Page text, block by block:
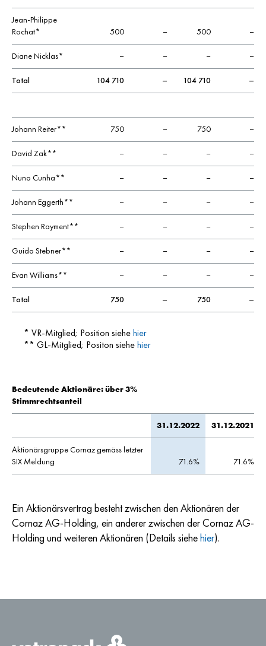
Jean-Philippe
Rochat*
500 – 500 –
Diane Nicklas* – – – –
Total 104 710 – 104 710 –
Johann Reiter** 750 – 750 –
David Zak** – – – –
Nuno Cunha** – – – –
Johann Eggerth** – – – –
Stephen Rayment** – – – –
Guido Stebner** – – – –
Evan Williams** – – – –
Total 750 – 750 –
* VR-Mitglied; Position siehe hier
** GL-Mitglied; Positon siehe hier
Bedeutende Aktionäre: über 3%
Stimmrechtsanteil
31.12.2022 31.12.2021
Aktionärsgruppe Cornaz gemäss letzter
SIX Meldung
71.6% 71.6%
Ein Aktionärsvertrag besteht zwischen den Aktionären der
Cornaz AG-Holding, ein anderer zwischen der Cornaz AG-
Holding und weiteren Aktionären (Details siehehier).